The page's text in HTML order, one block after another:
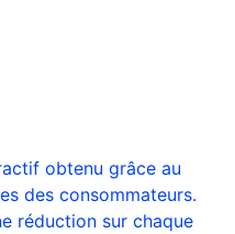
obtenu grâce au
des consommateurs.
réduction sur chaque